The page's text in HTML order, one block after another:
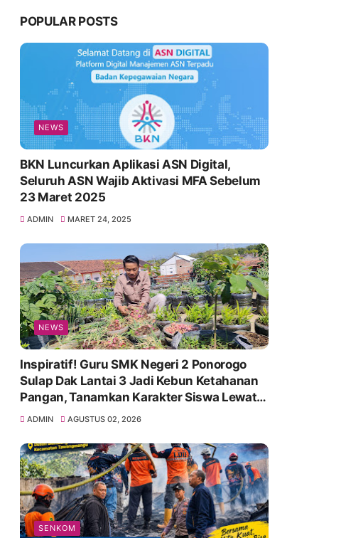
POPULAR POSTS
NEWS
BKN Luncurkan Aplikasi ASN Digital,
Seluruh ASN Wajib Aktivasi MFA Sebelum
23 Maret 2025
ADMIN MARET 24, 2025
NEWS
Inspiratif! Guru SMK Negeri 2 Ponorogo
Sulap Dak Lantai 3 Jadi Kebun Ketahanan
Pangan, Tanamkan Karakter Siswa Lewat
Aksi Nyata
ADMIN AGUSTUS 02, 2026
SENKOM